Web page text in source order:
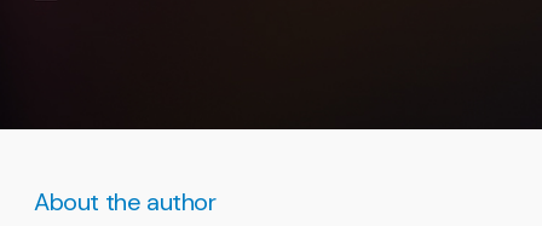
About the author